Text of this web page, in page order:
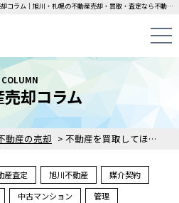
不動産を買取してほしい！そんな･･･｜不動産売却コラム｜旭川・札幌の不動産売却・買取・査定なら不動産売却専門店カウイエにお任せください！中古一戸建て・マンション・土地の即日無料査定・即金買取を行っています！
動産の売却 > 不動産を買取してほしい！そんな時に必要な知識とは？
COLUMN
却コラム
産査定 旭川不動産
媒介契約
中古マンション 管理